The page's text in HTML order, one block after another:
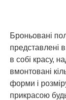
Броньовані
представлені
в собі красу,
вмонтовані
форми і
прикрасою